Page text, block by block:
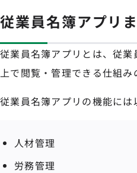
従業員名簿アプリ
従業員名簿アプリとは、従
上で閲覧・管理できる仕組み
従業員名簿アプリの機能には
人材管理
労務管理